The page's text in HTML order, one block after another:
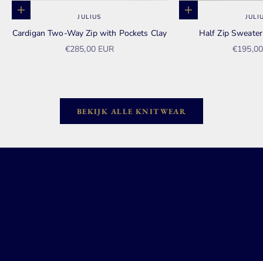
Opties kiezen JULIUS
Cardigan Two-Way Zip with Pockets Clay
Aanbiedingsprijs
€285,00 EUR
Opties kiezen
Half Zip
BEKIJK ALLE KNITWEAR